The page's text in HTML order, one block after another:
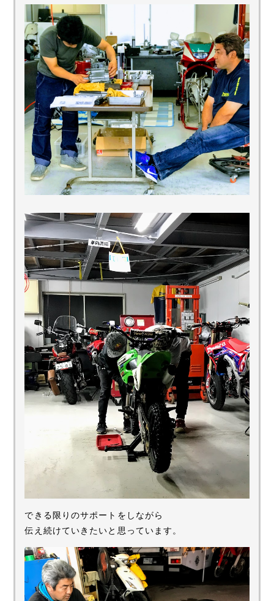
できる限りのサポートをしながら
伝え続けていきたいと思っています。